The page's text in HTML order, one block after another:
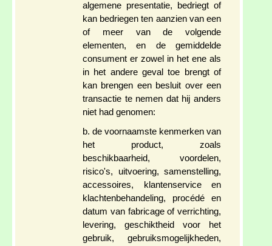
algemene presentatie, bedriegt of
kan bedriegen ten aanzien van een
of meer van de volgende
elementen, en de gemiddelde
consument er zowel in het ene als
in het andere geval toe brengt of
kan brengen een besluit over een
transactie te nemen dat hij anders
niet had genomen:
b. de voornaamste kenmerken van
het product, zoals
beschikbaarheid, voordelen,
risico's, uitvoering, samenstelling,
accessoires, klantenservice en
klachtenbehandeling, procédé en
datum van fabricage of verrichting,
levering, geschiktheid voor het
gebruik, gebruiksmogelijkheden,